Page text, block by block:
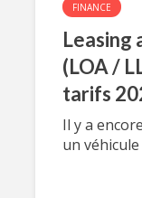
FINANCE
Leasing
(LOA /
tarifs
Il y a
un véhicule